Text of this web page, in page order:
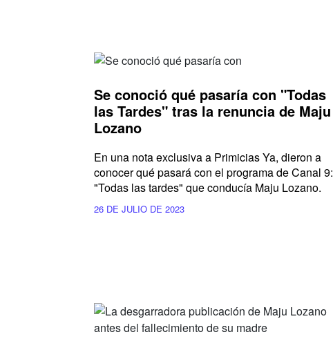
Se conoció qué pasaría con "Todas
las Tardes" tras la renuncia de Maju
Lozano
En una nota exclusiva a Primicias Ya, dieron a
conocer qué pasará con el programa de Canal 9:
"Todas las tardes" que conducía Maju Lozano.
26 DE JULIO DE 2023